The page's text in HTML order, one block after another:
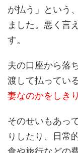
が払う」という、
ました。悪く言
す。
夫の口座から落
渡して払ってい
妻なのかをしき
そのせいもあっ
りしたり、日常